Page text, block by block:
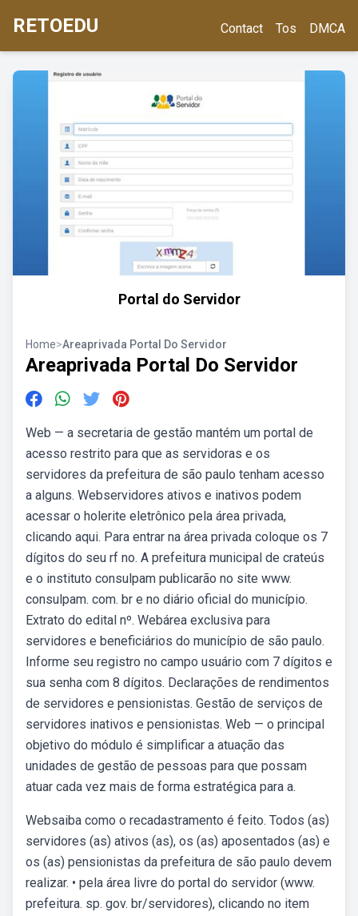
RETOEDU Contact Tos DMCA
Portal do Servidor
Home>Areaprivada Portal Do Servidor
Areaprivada Portal Do Servidor
Web — a secretaria de gestão mantém um portal de
acesso restrito para que as servidoras e os
servidores da prefeitura de são paulo tenham acesso
a alguns. Webservidores ativos e inativos podem
acessar o holerite eletrônico pela área privada,
clicando aqui. Para entrar na área privada coloque os 7
dígitos do seu rf no. A prefeitura municipal de crateús
e o instituto consulpam publicarão no site www.
consulpam. com. br e no diário oficial do município.
Extrato do edital nº. Webárea exclusiva para
servidores e beneficiários do município de são paulo.
Informe seu registro no campo usuário com 7 dígitos e
sua senha com 8 dígitos. Declarações de rendimentos
de servidores e pensionistas. Gestão de serviços de
servidores inativos e pensionistas. Web — o principal
objetivo do módulo é simplificar a atuação das
unidades de gestão de pessoas para que possam
atuar cada vez mais de forma estratégica para a.
Websaiba como o recadastramento é feito. Todos (as)
servidores (as) ativos (as), os (as) aposentados (as) e
os (as) pensionistas da prefeitura de são paulo devem
realizar. • pela área livre do portal do servidor (www.
prefeitura. sp. gov. br/servidores), clicando no item